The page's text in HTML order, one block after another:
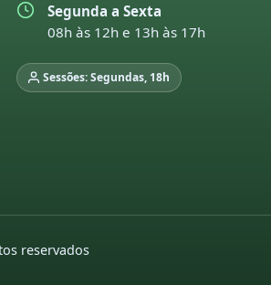
Segunda a Sexta
08h às 12h e 13h às 17h
Sessões: Segundas, 18h
reservados